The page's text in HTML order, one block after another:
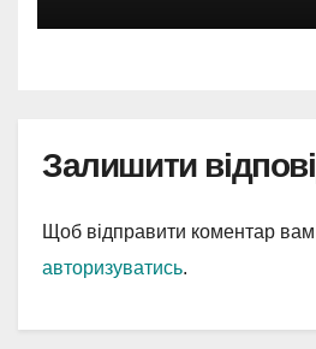
Залишити
Щоб відправити коментар вам
авторизуватись.